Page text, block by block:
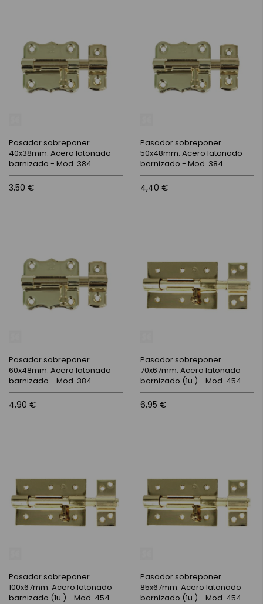
Pasador sobreponer
40x38mm. Acero latonado
barnizado - Mod. 384
3,50 €
Pasador sobreponer
50x48mm. Acero latonado
barnizado - Mod. 384
4,40 €
Pasador sobreponer
60x48mm. Acero latonado
barnizado - Mod. 384
4,90 €
Pasador sobreponer
70x67mm. Acero latonado
barnizado (1u.) - Mod. 454
6,95 €
Pasador sobreponer
100x67mm. Acero latonado
barnizado (1u.) - Mod. 454
Pasador sobreponer
85x67mm. Acero latonado
barnizado (1u.) - Mod. 454